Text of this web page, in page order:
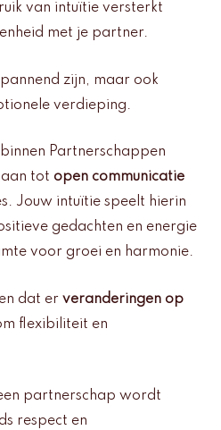
van intuïtie versterkt
met je partner.
zijn, maar ook
verdieping.
Partnerschappen
aan tot open communicatie
Jouw intuïtie speelt hierin
gedachten en energie
voor groei en harmonie.
dat er veranderingen op
flexibiliteit en
partnerschap wordt
respect en